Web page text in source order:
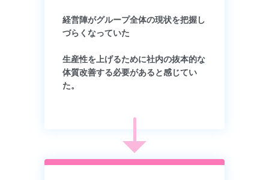
経営陣がグループ全体の現状を把握し
づらくなっていた
生産性を上げるために社内の抜本的な
体質改善する必要があると感じてい
た。